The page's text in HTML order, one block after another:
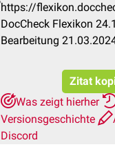
https://
DocCheck Flexikon
Bearbeitung
Zitat
Was zeigt hierher
Versionsgeschichte
Discord